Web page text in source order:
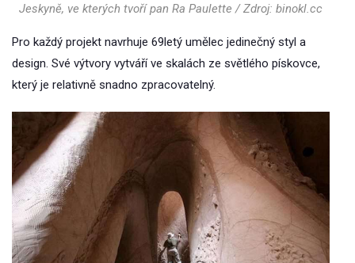
Jeskyně, ve kterých tvoří pan Ra Paulette / Zdroj: binokl.cc
Pro každý projekt navrhuje 69letý umělec jedinečný styl a
design. Své výtvory vytváří ve skalách ze světlého pískovce,
který je relativně snadno zpracovatelný.